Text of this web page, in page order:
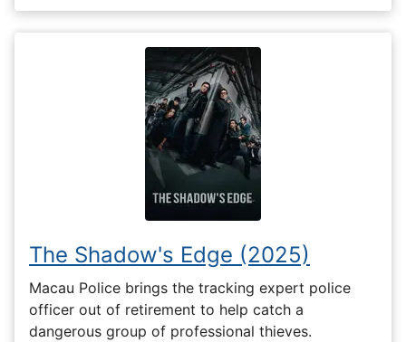
The Shadow's Edge (2025)
Macau Police brings the tracking expert police
officer out of retirement to help catch a
dangerous group of professional thieves.